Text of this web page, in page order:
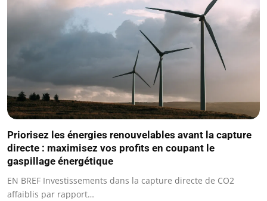
Priorisez les énergies renouvelables avant la capture
directe : maximisez vos profits en coupant le
gaspillage énergétique
EN BREF Investissements dans la capture directe de CO2
affaiblis par rapport…